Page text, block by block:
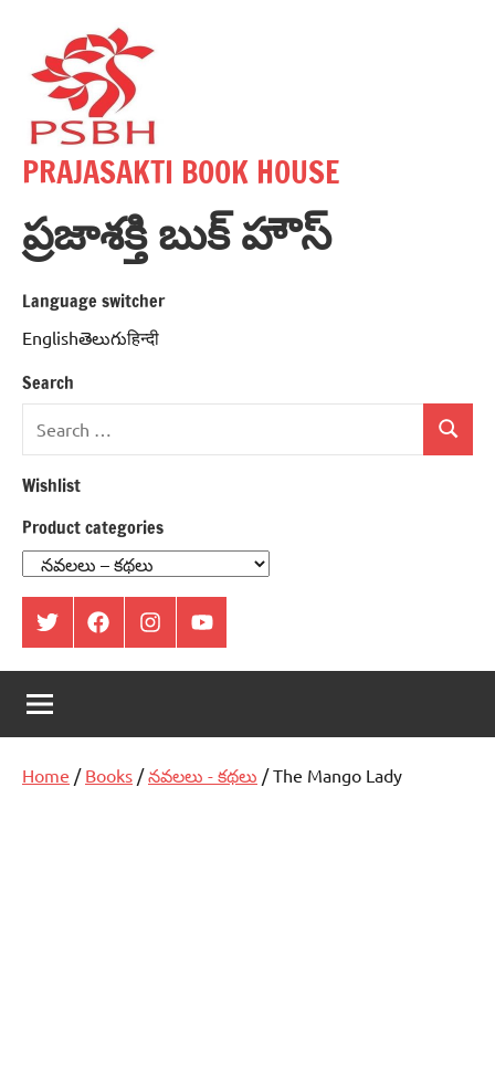
content
PRAJASAKTI BOOK HOUSE
ప్రజాశక్తి బుక్ హౌస్
Language switcher
Englishతెలుగుहिन्दी
Search
Search
for:
Search
Wishlist
Product categories
ట్విట్టర్
ఫేస్
బుక్
ఇంస్టాగ్రామ్యూట్యూబ్
Home / Books /నవలలు - కథలు / The Mango Lady